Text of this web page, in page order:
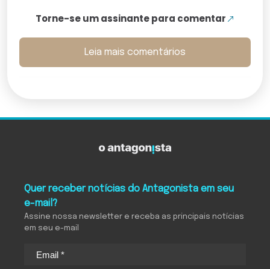
Torne-se um assinante para comentar
Leia mais comentários
Quer receber notícias do Antagonista em seu
e-mail?
Assine nossa newsletter e receba as principais notícias
em seu e-mail